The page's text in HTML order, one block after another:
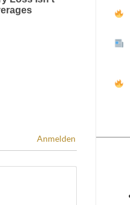
Anmelden